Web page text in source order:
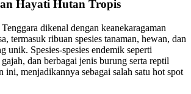
Hayati Hutan Tropis
dikenal dengan keanekaragaman
termasuk ribuan spesies tanaman, hewan, dan
unik. Spesies-spesies endemik seperti
dan berbagai jenis burung serta reptil
ini, menjadikannya sebagai salah satu hot spot